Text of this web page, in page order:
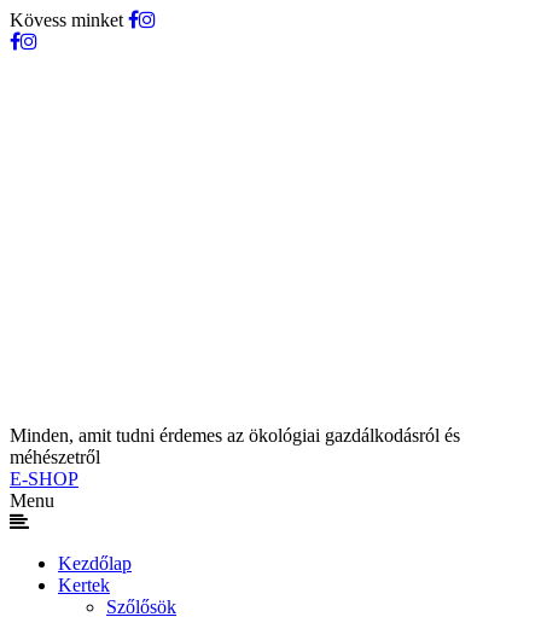
Kövess minket
Minden, amit tudni érdemes az ökológiai gazdálkodásról és
méhészetről
E-SHOP
Menu
Kezdőlap
Kertek
Szőlősök